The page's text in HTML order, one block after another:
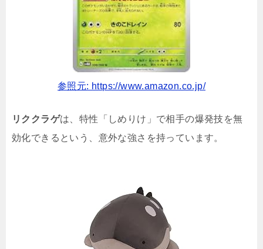
参照元: https://www.amazon.co.jp/
リククラゲは、特性「しめりけ」で相手の爆発技を無
効化できるという、意外な強さを持っています。